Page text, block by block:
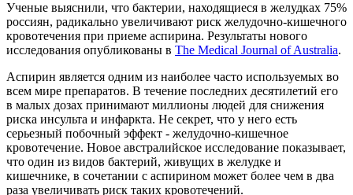
Ученые выяснили, что бактерии, находящиеся в желудках 75%
россиян, радикально увеличивают риск желудочно-кишечного
кровотечения при приеме аспирина. Результаты нового
исследования опубликованы в The Medical Journal of Australia.
Аспирин является одним из наиболее часто используемых во
всем мире препаратов. В течение последних десятилетий его
в малых дозах принимают миллионы людей для снижения
риска инсульта и инфаркта. Не секрет, что у него есть
серьезный побочный эффект - желудочно-кишечное
кровотечение. Новое австралийское исследование показывает,
что один из видов бактерий, живущих в желудке и
кишечнике, в сочетании с аспирином может более чем в два
раза увеличивать риск таких кровотечений.